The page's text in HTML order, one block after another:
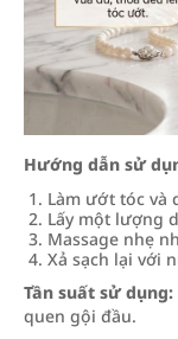
Hướng dẫn sử
Làm ướt tóc và
Lấy một lượng
Massage nhẹ
Xả sạch lại với
Tần suất sử dụng:
quen gội đầu.